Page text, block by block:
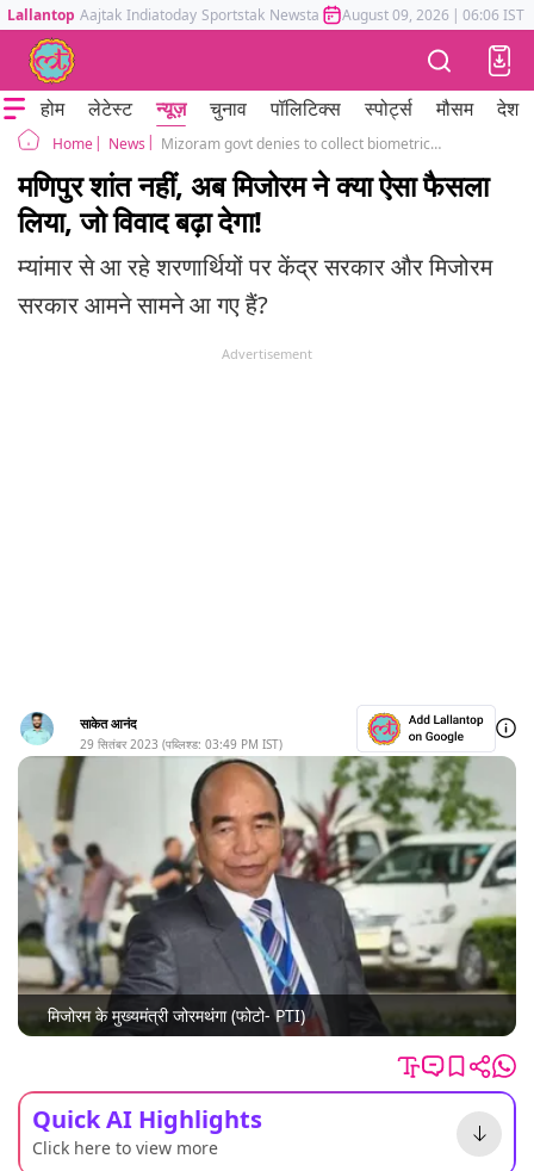
Lallantop Aajtak Indiatoday Sportstak Newstak Mumbai Tak Astrotak
August 09, 2026 | 06:06 IST
होम लेटेस्ट न्यूज़ चुनाव पॉलिटिक्स स्पोर्ट्स मौसम देश
Home News Mizoram govt denies to collect biometric data of Myanmar refugees
मणिपुर शांत नहीं, अब मिजोरम ने क्या ऐसा फैसला
लिया, जो विवाद बढ़ा देगा!
म्यांमार से आ रहे शरणार्थियों पर केंद्र सरकार और मिजोरम
सरकार आमने सामने आ गए हैं?
Advertisement
साकेत आनंद
29 सितंबर 2023 (पब्लिश्ड: 03:49 PM IST)
मिजोरम के मुख्यमंत्री जोरमथंगा (फोटो- PTI)
Quick AI Highlights
Click here to view more